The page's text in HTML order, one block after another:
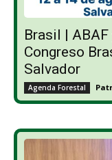
Brasil | ABAF
Congreso
Salvador
Agenda Forestal